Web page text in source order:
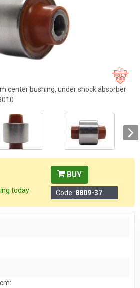
center bushing, under shock absorber
today
BUY
Code: 8809-37